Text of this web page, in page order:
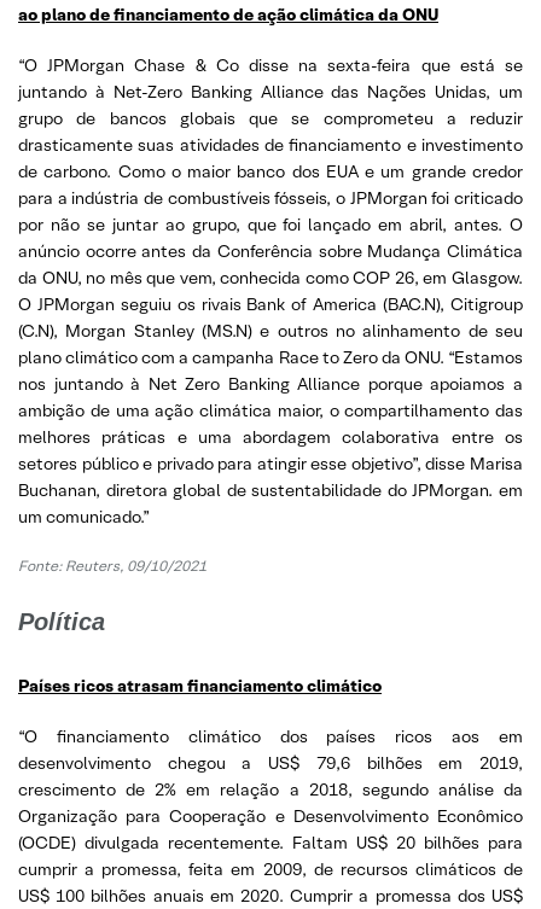
ao plano de financiamento de ação climática da ONU
“O JPMorgan Chase & Co disse na sexta-feira que está se
juntando à Net-Zero Banking Alliance das Nações Unidas, um
grupo de bancos globais que se comprometeu a reduzir
drasticamente suas atividades de financiamento e investimento
de carbono. Como o maior banco dos EUA e um grande credor
para a indústria de combustíveis fósseis, o JPMorgan foi criticado
por não se juntar ao grupo, que foi lançado em abril, antes. O
anúncio ocorre antes da Conferência sobre Mudança Climática
da ONU, no mês que vem, conhecida como COP 26, em Glasgow.
O JPMorgan seguiu os rivais Bank of America (BAC.N), Citigroup
(C.N), Morgan Stanley (MS.N) e outros no alinhamento de seu
plano climático com a campanha Race to Zero da ONU. “Estamos
nos juntando à Net Zero Banking Alliance porque apoiamos a
ambição de uma ação climática maior, o compartilhamento das
melhores práticas e uma abordagem colaborativa entre os
setores público e privado para atingir esse objetivo”, disse Marisa
Buchanan, diretora global de sustentabilidade do JPMorgan. em
um comunicado.”
Fonte: Reuters, 09/10/2021
Política
Países ricos atrasam financiamento climático
“O financiamento climático dos países ricos aos em
desenvolvimento chegou a US$ 79,6 bilhões em 2019,
crescimento de 2% em relação a 2018, segundo análise da
Organização para Cooperação e Desenvolvimento Econômico
(OCDE) divulgada recentemente. Faltam US$ 20 bilhões para
cumprir a promessa, feita em 2009, de recursos climáticos de
US$ 100 bilhões anuais em 2020. Cumprir a promessa dos US$